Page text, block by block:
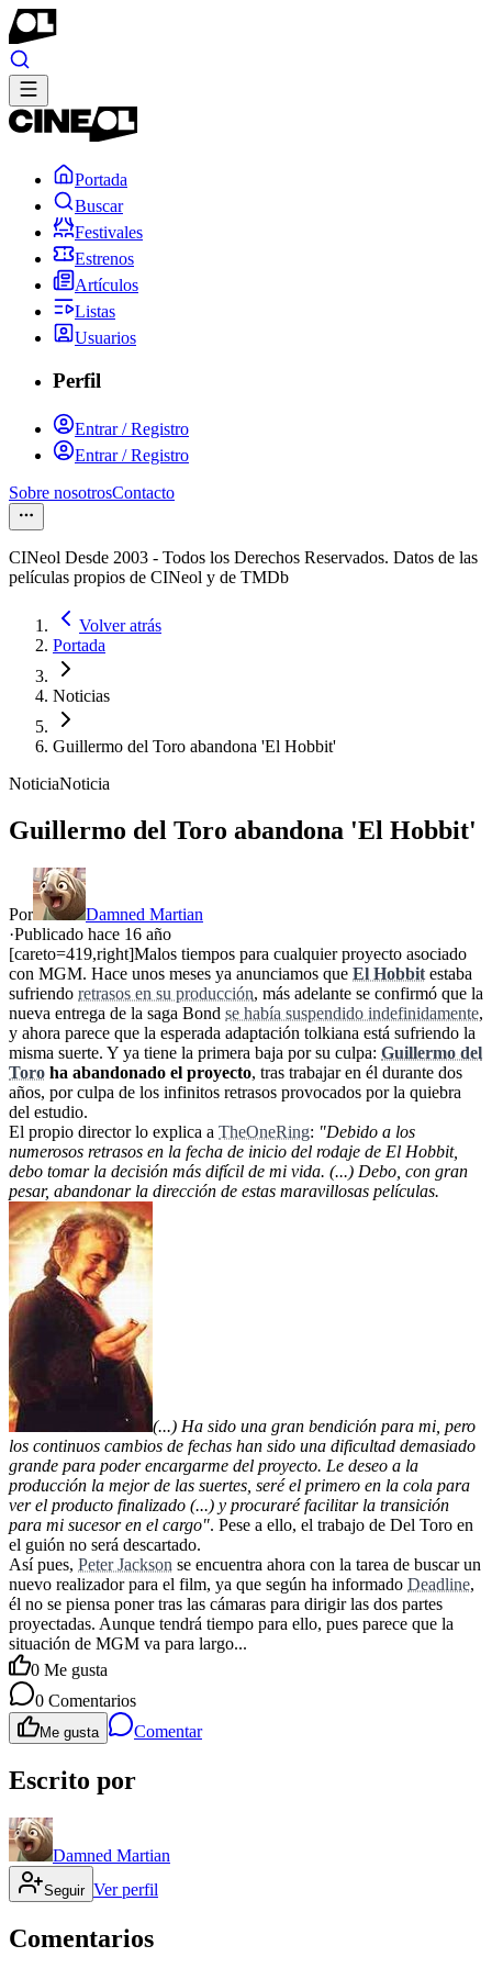
Portada
Buscar
Festivales
Estrenos
Artículos
Listas
Usuarios
Perfil
Entrar / Registro
Entrar / Registro
Sobre nosotrosContacto
CINeol Desde 2003 - Todos los Derechos Reservados. Datos de las
películas propios de CINeol y de TMDb
Volver atrás
Portada
Noticias
Guillermo del Toro abandona 'El Hobbit'
NoticiaNoticia
Guillermo del Toro abandona 'El Hobbit'
Por
Damned Martian
·Publicado hace 16 año
[careto=419,right]Malos tiempos para cualquier proyecto asociado
con MGM. Hace unos meses ya anunciamos que El Hobbit estaba
sufriendo retrasos en su producción, más adelante se confirmó que la
nueva entrega de la saga Bond se había suspendido indefinidamente,
y ahora parece que la esperada adaptación tolkiana está sufriendo la
misma suerte. Y ya tiene la primera baja por su culpa: Guillermo del
Toro ha abandonado el proyecto, tras trabajar en él durante dos
años, por culpa de los infinitos retrasos provocados por la quiebra
del estudio.
El propio director lo explica a TheOneRing: "Debido a los
numerosos retrasos en la fecha de inicio del rodaje de El Hobbit,
debo tomar la decisión más difícil de mi vida. (...) Debo, con gran
pesar, abandonar la dirección de estas maravillosas películas.
(...) Ha sido una gran bendición para mi, pero
los continuos cambios de fechas han sido una dificultad demasiado
grande para poder encargarme del proyecto. Le deseo a la
producción la mejor de las suertes, seré el primero en la cola para
ver el producto finalizado (...) y procuraré facilitar la transición
para mi sucesor en el cargo". Pese a ello, el trabajo de Del Toro en
el guión no será descartado.
Así pues, Peter Jackson se encuentra ahora con la tarea de buscar un
nuevo realizador para el film, ya que según ha informado Deadline,
él no se piensa poner tras las cámaras para dirigir las dos partes
proyectadas. Aunque tendrá tiempo para ello, pues parece que la
situación de MGM va para largo...
0 Me gusta
0 Comentarios
Me gusta Comentar
Escrito por
Damned Martian
Seguir Ver perfil
Comentarios